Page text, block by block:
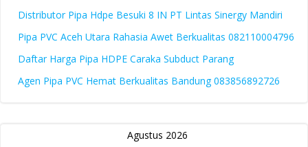
Distributor Pipa Hdpe Besuki 8 IN PT Lintas Sinergy Mandiri
Pipa PVC Aceh Utara Rahasia Awet Berkualitas 082110004796
Daftar Harga Pipa HDPE Caraka Subduct Parang
Agen Pipa PVC Hemat Berkualitas Bandung 083856892726
Agustus 2026